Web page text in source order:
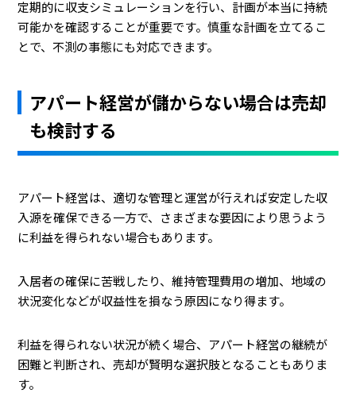
定期的に収支シミュレーションを行い、計画が本当に持続
可能かを確認することが重要です。慎重な計画を立てるこ
とで、不測の事態にも対応できます。
アパート経営が儲からない場合は売却
も検討する
アパート経営は、適切な管理と運営が行えれば安定した収
入源を確保できる一方で、さまざまな要因により思うよう
に利益を得られない場合もあります。
入居者の確保に苦戦したり、維持管理費用の増加、地域の
状況変化などが収益性を損なう原因になり得ます。
利益を得られない状況が続く場合、アパート経営の継続が
困難と判断され、売却が賢明な選択肢となることもありま
す。